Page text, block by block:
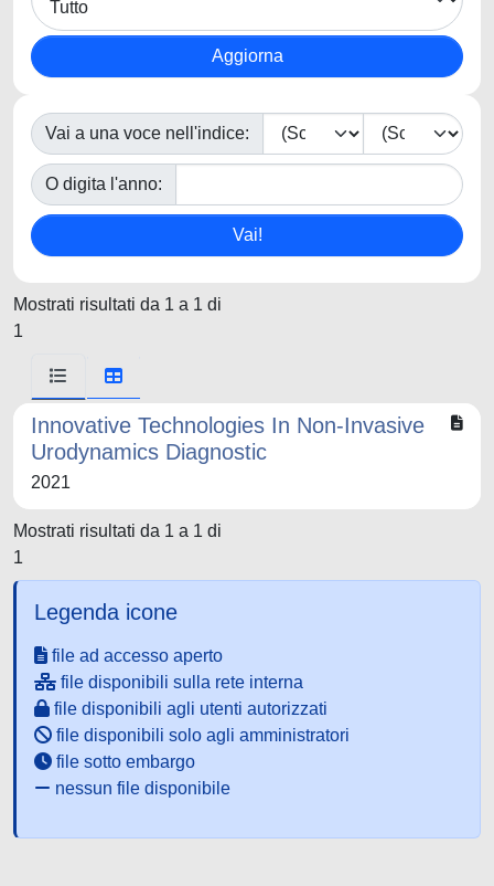
Vai a una voce nell'indice:
O digita l'anno:
Mostrati risultati da 1 a 1 di
1
Innovative Technologies In Non-Invasive
Urodynamics Diagnostic
2021
Mostrati risultati da 1 a 1 di
1
Legenda icone
file ad accesso aperto
file disponibili sulla rete interna
file disponibili agli utenti autorizzati
file disponibili solo agli amministratori
file sotto embargo
nessun file disponibile